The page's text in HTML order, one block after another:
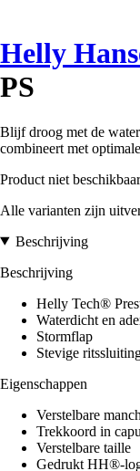
Helly
PS
Blijf droog met de
combineert met
Product niet beschikbaar
Alle varianten zijn
Beschrijving
Beschrijving
Helly Tech®
Waterdicht en
Stormflap
Stevige
Eigenschappen
Verstelbare
Trekkoord in
Verstelbare taille
Gedrukt HH®-